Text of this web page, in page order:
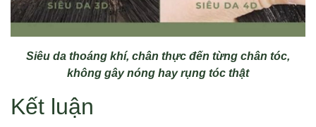
Siêu da thoáng khí, chân thực đến từng chân tóc,
không gây nóng hay rụng tóc thật
Kết luận